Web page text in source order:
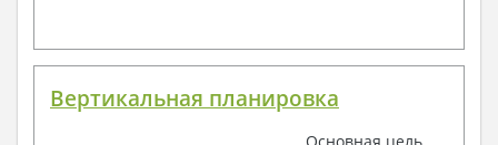
Вертикальная планировка